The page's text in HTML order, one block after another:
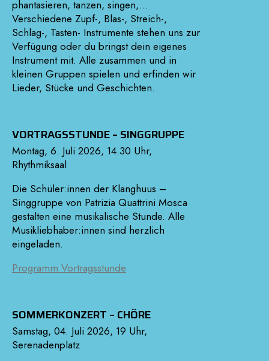
phantasieren, tanzen, singen,…
Verschiedene Zupf-, Blas-, Streich-,
Schlag-, Tasten- Instrumente stehen uns zur
Verfügung oder du bringst dein eigenes
Instrument mit. Alle zusammen und in
kleinen Gruppen spielen und erfinden wir
Lieder, Stücke und Geschichten.
VORTRAGSSTUNDE – SINGGRUPPE
Montag, 6. Juli 2026, 14.30 Uhr,
Rhythmiksaal
Die Schüler:innen der Klanghuus –
Singgruppe von Patrizia Quattrini Mosca
gestalten eine musikalische Stunde. Alle
Musikliebhaber:innen sind herzlich
eingeladen.
Programm Vortragsstunde
SOMMERKONZERT – CHÖRE
Samstag, 04. Juli 2026, 19 Uhr,
Serenadenplatz